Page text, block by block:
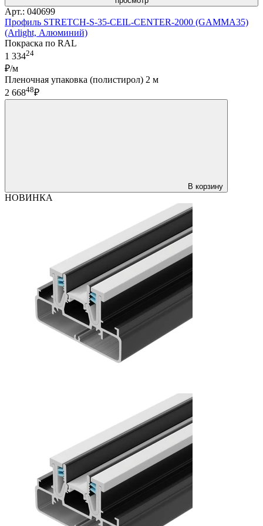
Арт.: 040699
Профиль STRETCH-S-35-CEIL-CENTER-2000 (GAMMA35)
(Arlight, Алюминий)
Покраска по RAL
1 33424
₽/м
Пленочная упаковка (полистирол) 2 м
2 66848₽
В корзину
НОВИНКА